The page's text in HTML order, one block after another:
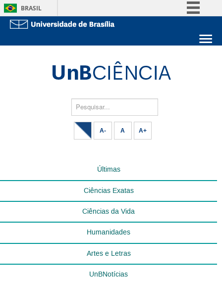
BRASIL
Acesso à informaçãoEstude na UnB
Pesquisar...
A- A A+
Últimas
Ciências Exatas
Ciências da Vida
Humanidades
Artes e Letras
UnBNotícias